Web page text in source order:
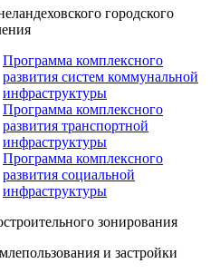
городского
Программа комплексного
развития систем коммунальной
инфраструктуры
Программа комплексного
развития транспортной
инфраструктуры
Программа комплексного
развития социальной
инфраструктуры
зонирования
и застройки